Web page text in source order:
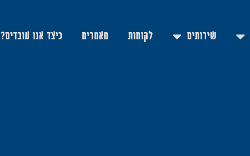
שירותים לקוחות מאמרים כיצד אנו עובדים?